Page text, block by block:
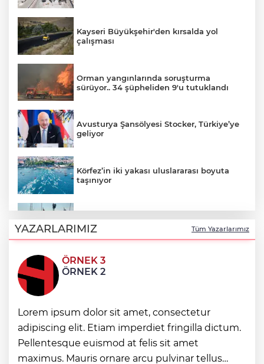
Kayseri Büyükşehir'den kırsalda yol
çalışması
Orman yangınlarında soruşturma
sürüyor.. 34 şüpheliden 9'u tutuklandı
Avusturya Şansölyesi Stocker, Türkiye’ye
geliyor
Körfez’in iki yakası uluslararası boyuta
taşınıyor
kurtarıldı
Aydınlı milli atlet Koray Uygun, U20
Dünya Şampiyonası’nda yarı finalde
Nautique Yachting şampiyonluğu elde
etti
Bursa’da 700 yıllık ruh marşlarla
YAZARLARIMIZ Tüm Yazarlarımız
ÖRNEK 3
ÖRNEK 2
Lorem ipsum dolor sit amet, consectetur
adipiscing elit. Etiam imperdiet fringilla dictum.
Pellentesque euismod at felis sit amet
maximus. Mauris ornare arcu pulvinar tellus